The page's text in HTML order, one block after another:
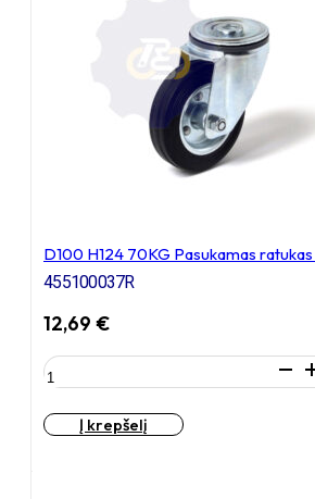
D100 H124 70KG Pasukamas
455100037R
12,69 €
produkto
kiekis:
D100
H124Į krepšelį